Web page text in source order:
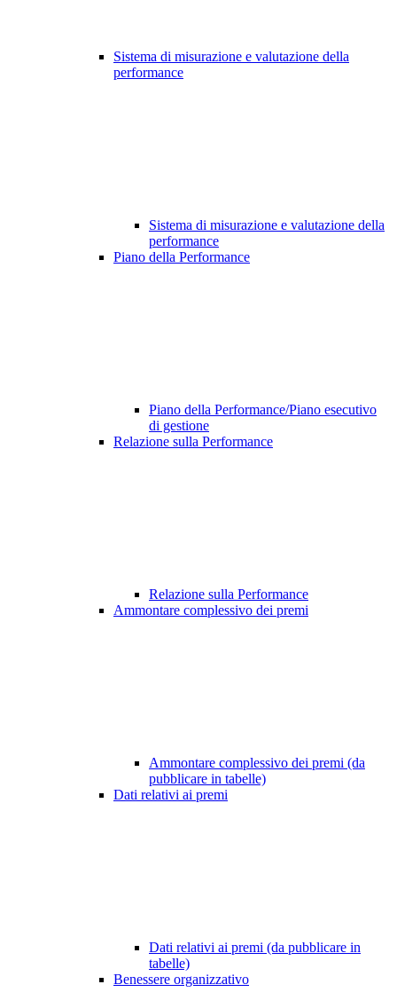
Sistema di misurazione e valutazione della
performance
Sistema di misurazione e valutazione della
performance
Piano della Performance
Piano della Performance/Piano esecutivo
di gestione
Relazione sulla Performance
Relazione sulla Performance
Ammontare complessivo dei premi
Ammontare complessivo dei premi (da
pubblicare in tabelle)
Dati relativi ai premi
Dati relativi ai premi (da pubblicare in
tabelle)
Benessere organizzativo